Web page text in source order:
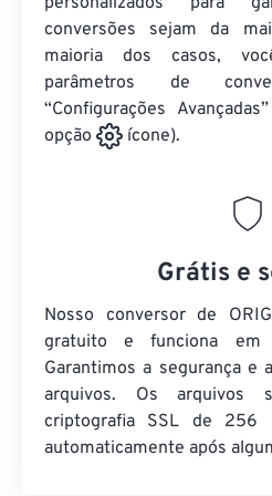
conversões sejam da
maioria dos casos,
parâmetros de
“Configurações
opção
ícone).
Grátis e
Nosso conversor de
gratuito e funciona em
Garantimos a segurança e
arquivos. Os arquivos
criptografia SSL de 256
automaticamente após